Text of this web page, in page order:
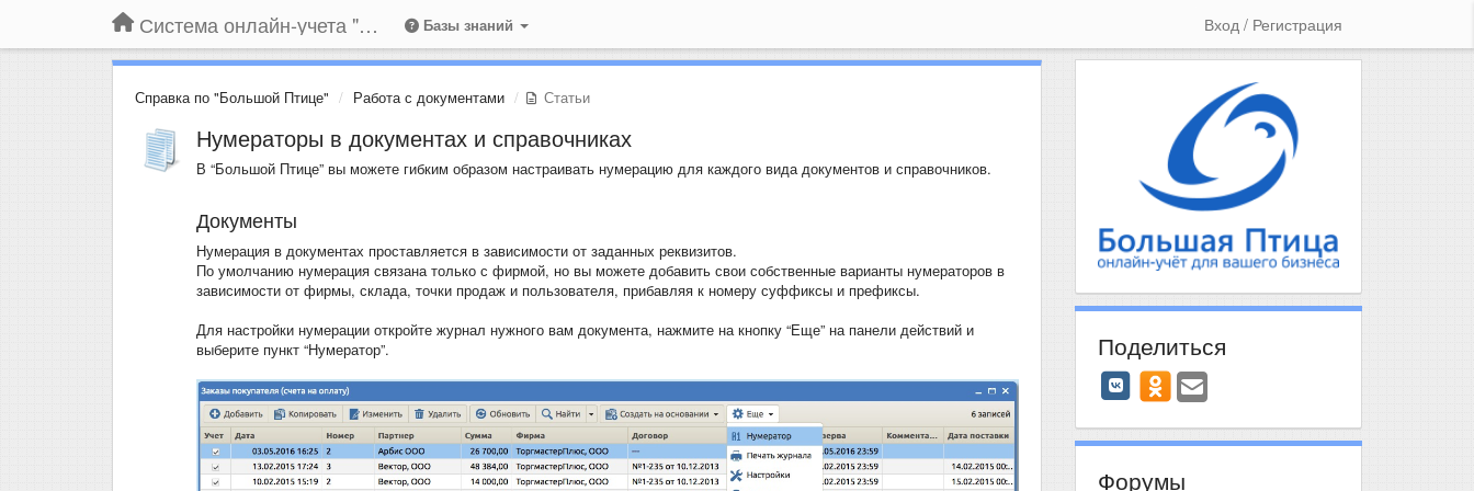
Система онлайн-учета "Большая Птица" Базы знаний Вход / Регистрация
Справка по "Большой Птице" Работа с документами Статьи
Нумераторы в документах и справочниках
В “Большой Птице” вы можете гибким образом настраивать нумерацию для каждого вида документов и справочников.
Документы
Нумерация в документах проставляется в зависимости от заданных реквизитов.
По умолчанию нумерация связана только с фирмой, но вы можете добавить свои собственные варианты нумераторов в
зависимости от фирмы, склада, точки продаж и пользователя, прибавляя к номеру суффиксы и префиксы.
Для настройки нумерации откройте журнал нужного вам документа, нажмите на кнопку “Еще” на панели действий и
выберите пункт “Нумератор”.
Поделиться
Форумы